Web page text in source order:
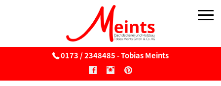
Über uns
0173 / 2348485 - Tobias Meints